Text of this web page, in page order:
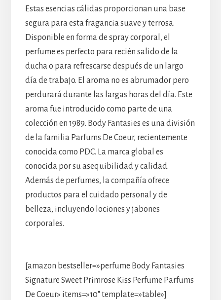
Estas esencias cálidas proporcionan una base
segura para esta fragancia suave y terrosa.
Disponible en forma de spray corporal, el
perfume es perfecto para recién salido de la
ducha o para refrescarse después de un largo
día de trabajo. El aroma no es abrumador pero
perdurará durante las largas horas del día. Este
aroma fue introducido como parte de una
colección en 1989. Body Fantasies es una división
de la familia Parfums De Coeur, recientemente
conocida como PDC. La marca global es
conocida por su asequibilidad y calidad.
Además de perfumes, la compañía ofrece
productos para el cuidado personal y de
belleza, incluyendo lociones y jabones
corporales.
[amazon bestseller=»perfume Body Fantasies
Signature Sweet Primrose Kiss Perfume Parfums
De Coeur» items=»10″ template=»table»]